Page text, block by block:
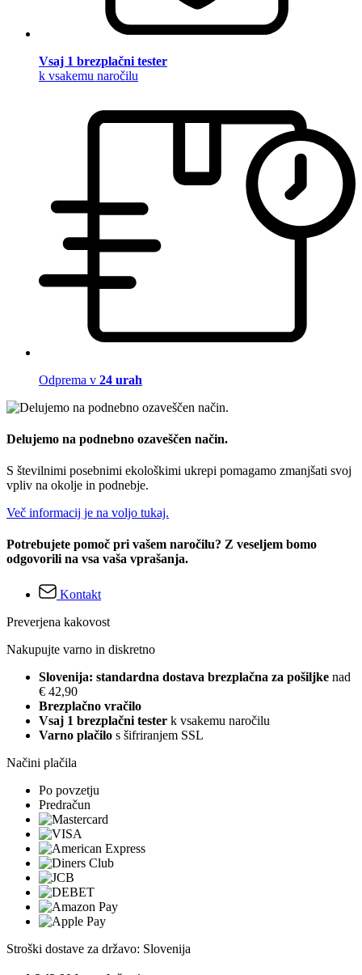
Vsaj 1 brezplačni tester
k vsakemu naročilu
Odprema v 24 urah
Delujemo na podnebno ozaveščen način.
S številnimi posebnimi ekološkimi ukrepi pomagamo zmanjšati svoj
vpliv na okolje in podnebje.
Več informacij je na voljo tukaj.
Potrebujete pomoč pri vašem naročilu? Z veseljem bomo
odgovorili na vsa vaša vprašanja.
Kontakt
Preverjena kakovost
Nakupujte varno in diskretno
Slovenija: standardna dostava brezplačna za pošiljke nad
€ 42,90
Brezplačno vračilo
Vsaj 1 brezplačni tester k vsakemu naročilu
Varno plačilo s šifriranjem SSL
Načini plačila
Po povzetju
Predračun
Stroški dostave za državo: Slovenija